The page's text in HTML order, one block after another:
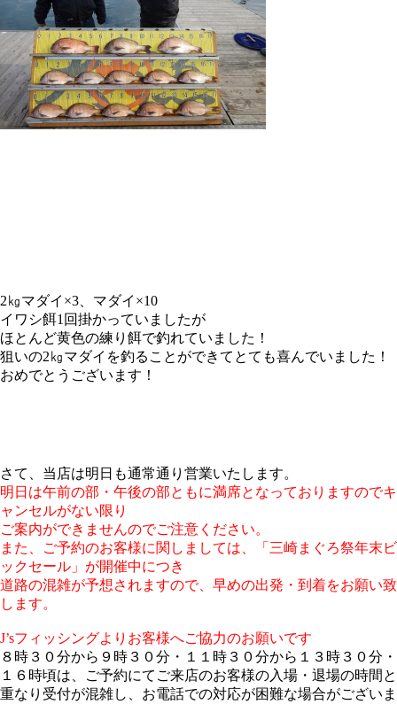
2㎏マダイ×3、マダイ×10
イワシ餌1回掛かっていましたが
ほとんど黄色の練り餌で釣れていました！
狙いの2㎏マダイを釣ることができてとても喜んでいました！
おめでとうございます！
さて、当店は明日も通常通り営業いたします。
明日は午前の部・午後の部ともに満席となっておりますのでキ
ャンセルがない限り
ご案内ができませんのでご注意ください。
また、ご予約のお客様に関しましては、「三崎まぐろ祭年末ビ
ックセール」が開催中につき
道路の混雑が予想されますので、早めの出発・到着をお願い致
します。
J’sフィッシングよりお客様へご協力のお願いです
８時３０分から９時３０分・１１時３０分から１３時３０分・
１６時頃は、ご予約にてご来店のお客様の入場・退場の時間と
重なり受付が混雑し、お電話での対応が困難な場合がございま